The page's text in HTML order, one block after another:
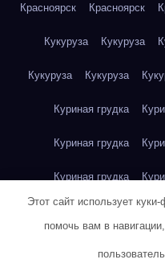
Красноярск Красноярск
Кукуруза Кукуруза
Кукуруза Кукуруза
Куриная грудка
Куриная грудка
Куриная грудка
Куриное
Этот сайт использует
помочь вам в